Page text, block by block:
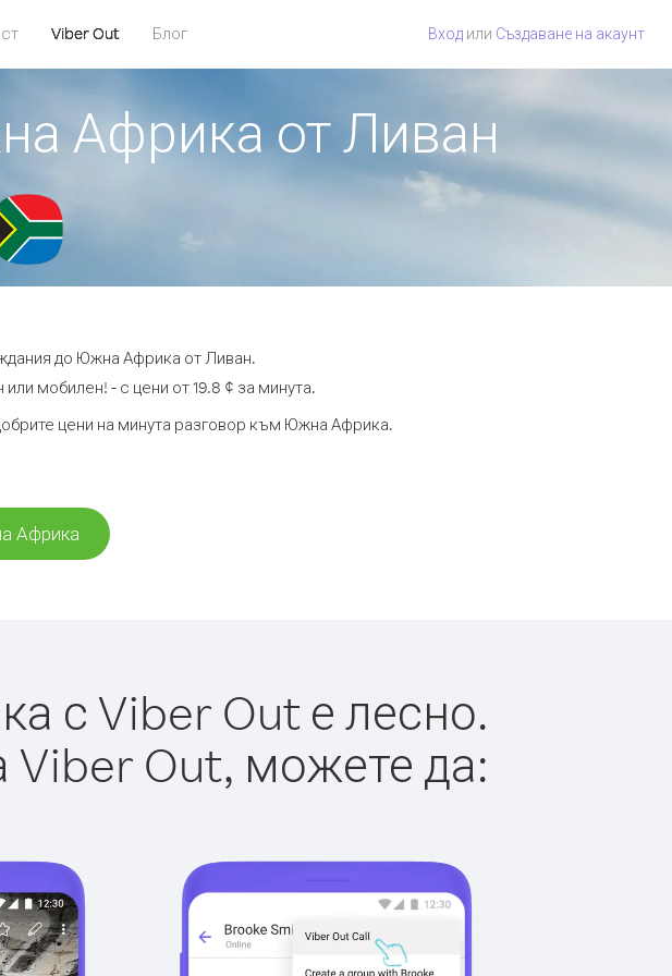
Viber Out Блог Вход или Създаване на акаунт
Африка от Ливан
до Южна Африка от Ливан.
мобилен! - с цени от 19.8 ¢ за минута.
цени на минута разговор към Южна Африка.
Африка
с Viber Out е лесно.
Viber Out, можете да: